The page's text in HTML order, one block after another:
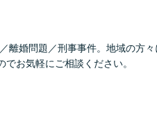
離婚問題／刑事事件。地域の方々
お気軽にご相談ください。